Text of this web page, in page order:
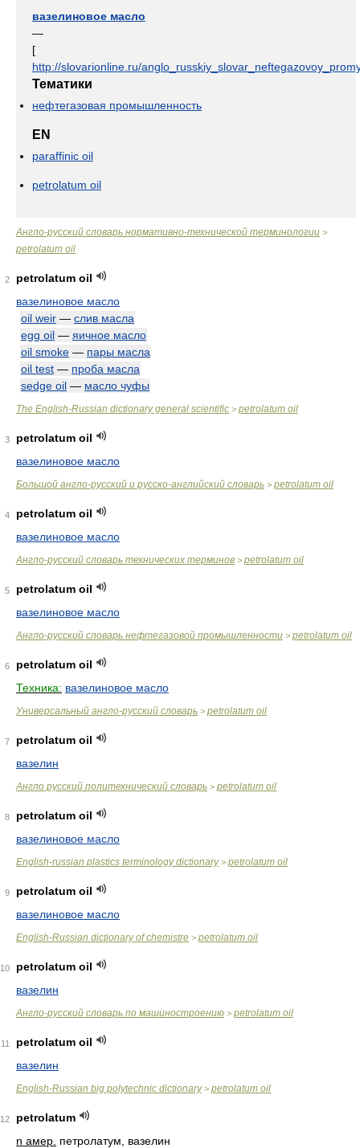
вазелиновое масло
—
[
http://slovarionline.ru/
Тематики
нефтегазовая промышленность
EN
paraffinic oil
petrolatum oil
Англо-русский словарь нормативно-технической терминологии >
petrolatum oil
2
petrolatum oil
вазелиновое масло
oil weir — слив масла
egg oil — яичное масло
oil smoke — пары масла
oil test — проба масла
sedge oil — масло чуфы
The English-Russian dictionary general scientific > petrolatum oil
3
petrolatum oil
вазелиновое масло
Большой англо-русский и русско-английский словарь > petrolatum oil
4
petrolatum oil
вазелиновое масло
Англо-русский словарь технических терминов > petrolatum oil
5
petrolatum oil
вазелиновое масло
Англо-русский словарь нефтегазовой промышленности > petrolatum oil
6
petrolatum oil
Техника: вазелиновое масло
Универсальный англо-русский словарь > petrolatum oil
7
petrolatum oil
вазелин
Англо русский политехнический словарь > petrolatum oil
8
petrolatum oil
вазелиновое масло
English-russian plastics terminology dictionary> petrolatum oil
9
petrolatum oil
вазелиновое масло
English-Russian dictionary of chemistre > petrolatum oil
10
petrolatum oil
вазелин
Англо-русский словарь по машиностроению > petrolatum oil
11
petrolatum oil
вазелин
English-Russian big polytechnic dictionary> petrolatum oil
12
petrolatum
n амер. петролатум, вазелин